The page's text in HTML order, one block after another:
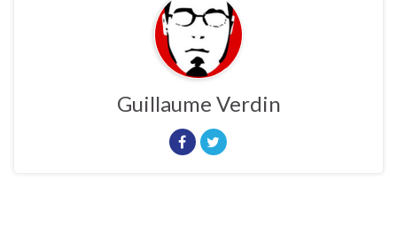
Guillaume Verdin